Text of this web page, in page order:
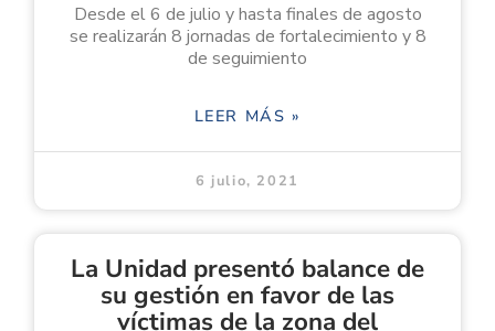
Desde el 6 de julio y hasta finales de agosto
se realizarán 8 jornadas de fortalecimiento y 8
de seguimiento
LEER MÁS »
6 julio, 2021
La Unidad presentó balance de
su gestión en favor de las
víctimas de la zona del